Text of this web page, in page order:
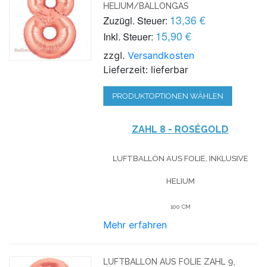
HELIUM/BALLONGAS
Zuzügl. Steuer: 13,36 €
Inkl. Steuer: 15,90 €
zzgl.Versandkosten
Lieferzeit: lieferbar
PRODUKTOPTIONEN WÄHLEN
ZAHL 8 - ROSÉGOLD
LUFTBALLON AUS FOLIE, INKLUSIVE
HELIUM
100 CM
Mehr erfahren
LUFTBALLON AUS FOLIE ZAHL 9,